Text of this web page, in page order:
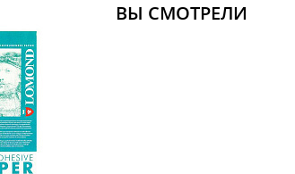
ВЫ СМОТРЕЛИ